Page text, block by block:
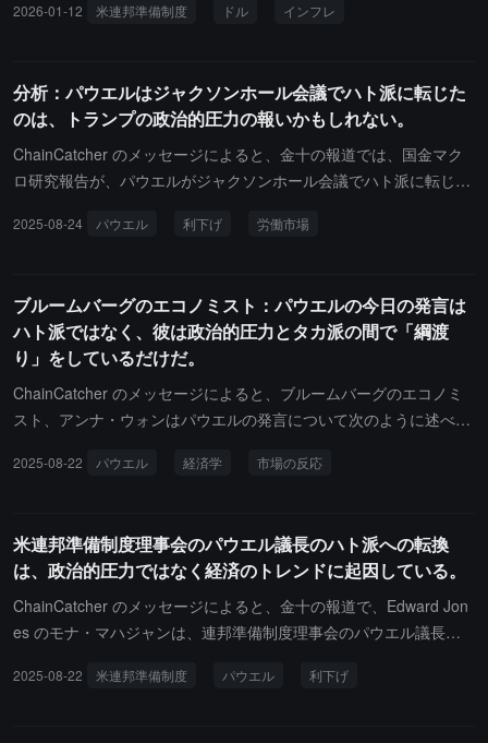
尔的施压而失去独立性。Foley 指出，在通胀仍然偏高的背景下，FO
失控式下跌。
2026-01-12 米連邦準備制度 ドル インフレ
分析：パウエルはジャクソンホール会議でハト派に転じた
のは、トランプの政治的圧力の報いかもしれない。
ChainCatcher のメッセージによると、金十の報道では、国金マク
ロ研究報告が、パウエルがジャクソンホール会議でハト派に転じ、
は労働市場に対する見解を180度転換し、雇用の下振れリスクを懸
9月の25ベーシスポイントの利下げおよび年内の利下げの可能性を
強化しました。
2025-08-24 パウエル 利下げ 労働市場
ブルームバーグのエコノミスト：パウエルの今日の発言は
ハト派ではなく、彼は政治的圧力とタカ派の間で「綱渡
り」をしているだけだ。
ChainCatcher のメッセージによると、ブルームバーグのエコノミ
スト、アンナ・ウォンはパウエルの発言について次のように述べて
経つにつれて人々はこの発言がどれほど強硬であるかを認識するで
璧に示しました：政治的圧力を和らげるために（ちょうど十分な利
下げの示唆を与え、各自が必要なものを得て、自分で解釈できるよ
うにし）、同時にタカ派の反応の伏線を張りつつ、目立たないよう
にしました。」
2025-08-22 パウエル 経済学 市場の反応
米連邦準備制度理事会のパウエル議長のハト派への転換
は、政治的圧力ではなく経済のトレンドに起因している。
ChainCatcher のメッセージによると、金十の報道で、Edward Jon
es のモナ・マハジャンは、連邦準備制度理事会のパウエル議長が
いるものであり、政治的圧力によるものではないと述べています。
2025-08-22 米連邦準備制度 パウエル 利下げ